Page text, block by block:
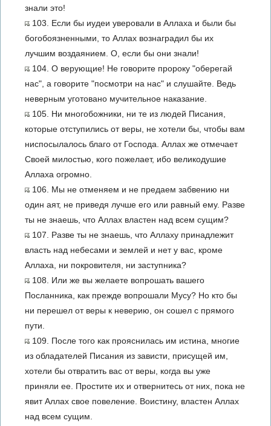
знали это!
103. Если бы иудеи уверовали в Аллаха и были бы
богобоязненными, то Аллах вознаградил бы их
лучшим воздаянием. О, если бы они знали!
104. О верующие! Не говорите пророку "оберегай
нас", а говорите "посмотри на нас" и слушайте. Ведь
неверным уготовано мучительное наказание.
105. Ни многобожники, ни те из людей Писания,
которые отступились от веры, не хотели бы, чтобы вам
ниспосылалось благо от Господа. Аллах же отмечает
Своей милостью, кого пожелает, ибо великодушие
Аллаха огромно.
106. Мы не отменяем и не предаем забвению ни
один аят, не приведя лучше его или равный ему. Разве
ты не знаешь, что Аллах властен над всем сущим?
107. Разве ты не знаешь, что Аллаху принадлежит
власть над небесами и землей и нет у вас, кроме
Аллаха, ни покровителя, ни заступника?
108. Или же вы желаете вопрошать вашего
Посланника, как прежде вопрошали Мусу? Но кто бы
ни перешел от веры к неверию, он сошел с прямого
пути.
109. После того как прояснилась им истина, многие
из обладателей Писания из зависти, присущей им,
хотели бы отвратить вас от веры, когда вы уже
приняли ее. Простите их и отвернитесь от них, пока не
явит Аллах свое повеление. Воистину, властен Аллах
над всем сущим.